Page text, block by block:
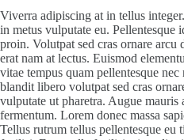
Viverra adipiscing at in tellus
in metus vulputate eu. Pellentesque
proin. Volutpat sed cras ornare arcu
erat nam at lectus. Euismod
vitae tempus quam pellentesque
blandit libero volutpat sed cras
vulputate ut pharetra. Augue mauris
fermentum. Lorem donec massa
Tellus rutrum tellus pellentesque eu